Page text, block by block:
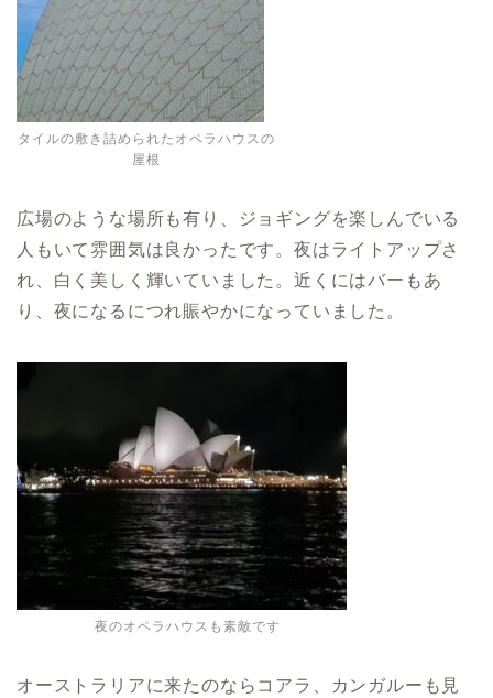
タイルの敷き詰められたオペラハウスの
屋根
広場のような場所も有り、ジョギングを楽しんでいる
人もいて雰囲気は良かったです。夜はライトアップさ
れ、白く美しく輝いていました。近くにはバーもあ
り、夜になるにつれ賑やかになっていました。
夜のオペラハウスも素敵です
オーストラリアに来たのならコアラ、カンガルーも見